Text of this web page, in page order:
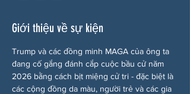
Giới thiệu về sự kiện
Trump và các đồng minh MAGA của ông ta
đang cố gắng đánh cắp cuộc bầu cử năm
2026 bằng cách bịt miệng cử tri - đặc biệt là
các cộng đồng da màu, người trẻ và các gia